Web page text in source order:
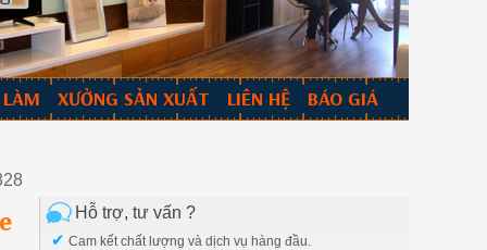
XƯỞNG SẢN XUẤT LIÊN HỆ BÁO GIÁ
Hỗ trợ, tư vấn ?
✔ Cam kết chất lượng và dịch vụ hàng đầu.